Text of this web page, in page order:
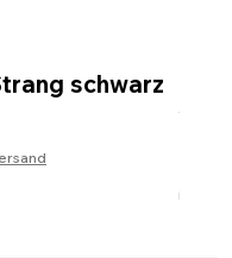
schwarz
inkl.